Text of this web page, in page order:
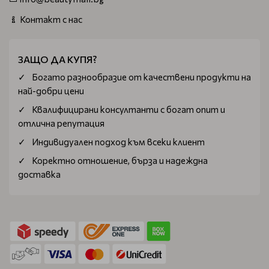
Контакт с нас
ЗАЩО ДА КУПЯ?
Богатo разнообразие от качествени продукти на
най-добри цени
Квалифицирани консултанти с богат опит и
отлична репутация
Индивидуален подход към всеки клиент
Коректно отношение, бърза и надеждна
доставка